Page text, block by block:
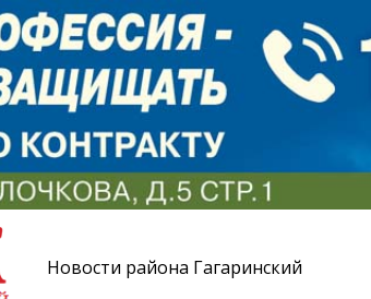
Новости района Гагаринский